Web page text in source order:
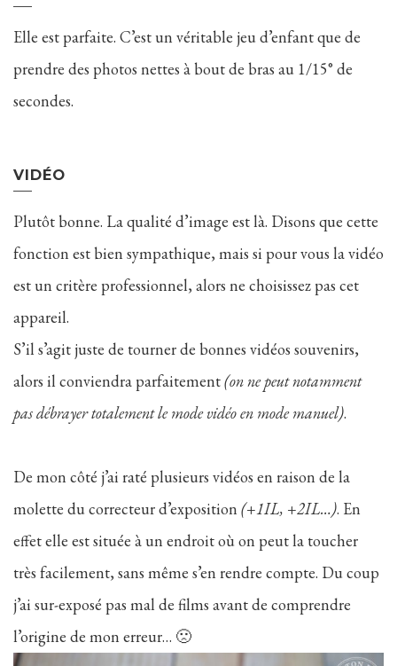
Elle est parfaite. C’est un véritable jeu d’enfant que de
prendre des photos nettes à bout de bras au 1/15° de
secondes.
VIDÉO
Plutôt bonne. La qualité d’image est là. Disons que cette
fonction est bien sympathique, mais si pour vous la vidéo
est un critère professionnel, alors ne choisissez pas cet
appareil.
S’il s’agit juste de tourner de bonnes vidéos souvenirs,
alors il conviendra parfaitement(on ne peut notamment
pas débrayer totalement le mode vidéo en mode manuel).
De mon côté j’ai raté plusieurs vidéos en raison de la
molette du correcteur d’exposition (+1IL, +2IL…). En
effet elle est située à un endroit où on peut la toucher
très facilement, sans même s’en rendre compte. Du coup
j’ai sur-exposé pas mal de films avant de comprendre
l’origine de mon erreur… 🙁